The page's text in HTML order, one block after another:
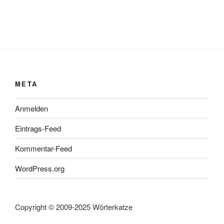
META
Anmelden
Eintrags-Feed
Kommentar-Feed
WordPress.org
Copyright © 2009-2025 Wörterkatze